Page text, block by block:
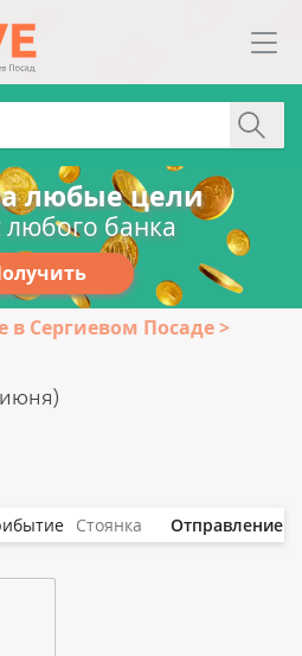
любые цели
любого банка
в Сергиевом Посаде
Стоянка Отправление